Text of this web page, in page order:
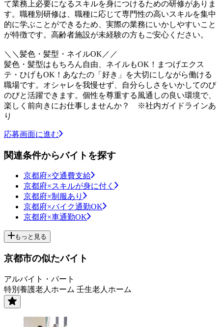
て業務上必要になるスキルを身につけるための研修がありま
す。職種別研修は、職種に応じて専門性の高いスキルを集中
的に学ぶことができるため、実際の業務にいかしやすいこと
が特徴です。高齢者施設が未経験の方もご安心ください。
＼＼髪色・髪型・ネイルOK／／
髪色・髪型はもちろん自由、ネイルもOK！まつげエクス
テ・ひげもOK！あなたの「好き」を大切にしながら働ける
職場です。オシャレを我慢せず、自分らしさをいかしてのび
のびと活躍できます。個性を尊重する風通しの良い環境で、
楽しく前向きにお仕事しませんか？ ※社内ガイドラインあ
り
応募画面に進む
関連条件からバイトを探す
京都府×交通費支給
京都府×スキルが身に付く
京都府×制服あり
京都府×バイク通勤OK
京都府×車通勤OK
もっと見る
京都市の似たバイト
アルバイト・パート
特別養護老人ホーム 壬生老人ホーム